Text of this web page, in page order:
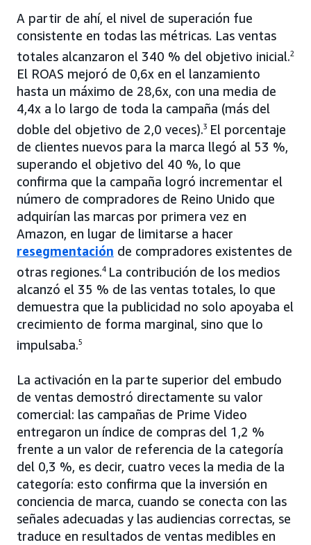
A partir de ahí, el nivel de superación fue
consistente en todas las métricas. Las ventas
totales alcanzaron el 340 % del objetivo inicial.2
El ROAS mejoró de 0,6x en el lanzamiento
hasta un máximo de 28,6x, con una media de
4,4x a lo largo de toda la campaña (más del
doble del objetivo de 2,0 veces).3 El porcentaje
de clientes nuevos para la marca llegó al 53 %,
superando el objetivo del 40 %, lo que
confirma que la campaña logró incrementar el
número de compradores de Reino Unido que
adquirían las marcas por primera vez en
Amazon, en lugar de limitarse a hacer
resegmentación de compradores existentes de
otras regiones.4 La contribución de los medios
alcanzó el 35 % de las ventas totales, lo que
demuestra que la publicidad no solo apoyaba el
crecimiento de forma marginal, sino que lo
impulsaba.5
La activación en la parte superior del embudo
de ventas demostró directamente su valor
comercial: las campañas de Prime Video
entregaron un índice de compras del 1,2 %
frente a un valor de referencia de la categoría
del 0,3 %, es decir, cuatro veces la media de la
categoría: esto confirma que la inversión en
conciencia de marca, cuando se conecta con las
señales adecuadas y las audiencias correctas, se
traduce en resultados de ventas medibles en